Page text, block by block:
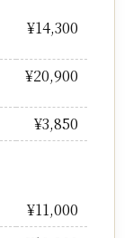
¥14,300
¥20,900
¥3,850
¥11,000